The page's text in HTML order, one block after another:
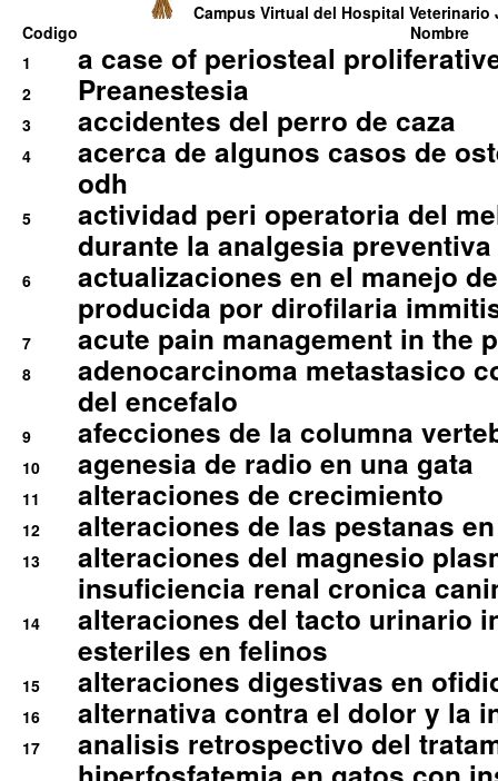
Campus Virtual del Hospital Veterinario
Codigo
Nombre
1
a case of periosteal
2 Preanestesia
3 accidentes del perro de caza
4
acerca de algunos casos de
odh
5
actividad peri operatoria del
durante la analgesia
6
actualizaciones en el manejo
producida por dirofilaria
7 acute pain management in the
8
adenocarcinoma metastasico
del encefalo
9 afecciones de la columna
10 agenesia de radio en una gata
11 alteraciones de crecimiento
12 alteraciones de las pestanas
13
alteraciones del magnesio
insuficiencia renal cronica
14
alteraciones del tacto urinario
esteriles en felinos
15 alteraciones digestivas en
16 alternativa contra el dolor y la
17
analisis retrospectivo del